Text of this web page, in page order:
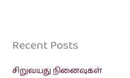
Recent Posts
சிறுவயது நினைவுகள்